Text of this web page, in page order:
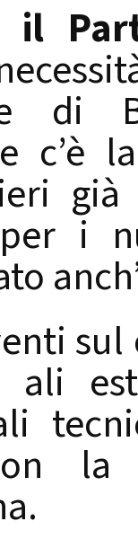
il
di
c’è
già
i
ali
la